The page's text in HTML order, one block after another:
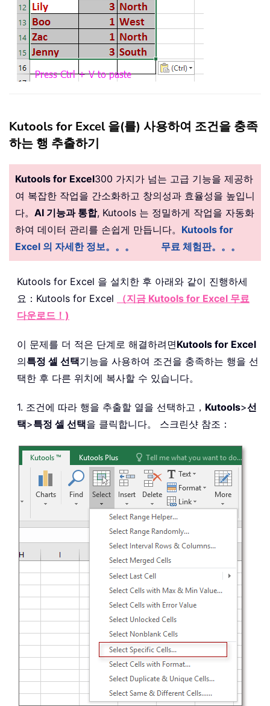
Kutools for Excel 을(를) 사용하여 조건을 충족
하는 행 추출하기
Kutools for Excel300 가지가 넘는 고급 기능을 제공하
여 복잡한 작업을 간소화하고 창의성과 효율성을 높입니
다。 AI 기능과 통합, Kutools 는 정밀하게 작업을 자동화
하여 데이터 관리를 손쉽게 만듭니다。 Kutools for
Excel 의 자세한 정보。。。
무료 체험판。。。
Kutools for Excel 을 설치한 후 아래와 같이 진행하세
요： Kutools for Excel
（지금 Kutools for Excel 무료
다운로드！)
이 문제를 더 적은 단계로 해결하려면Kutools for Excel
의특정 셀 선택기능을 사용하여 조건을 충족하는 행을 선
택한 후 다른 위치에 복사할 수 있습니다。
1. 조건에 따라 행을 추출할 열을 선택하고， Kutools>선
택>특정 셀 선택을 클릭합니다。 스크린샷 참조：